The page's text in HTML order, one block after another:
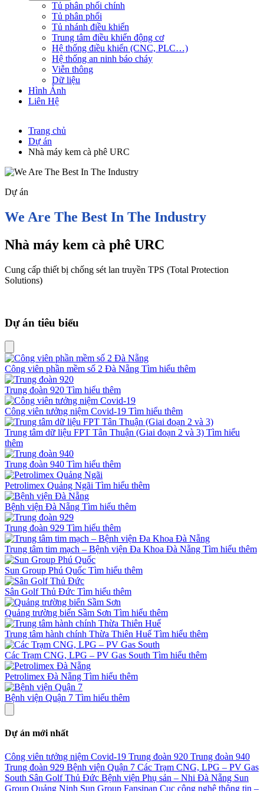
Tủ phân phối chính
Tủ phân phối
Tủ nhánh điều khiển
Trung tâm điều khiển động cơ
Hệ thống điều khiển (CNC, PLC…)
Hệ thống an ninh báo cháy
Viễn thông
Dữ liệu
Hình Ảnh
Liên Hệ
Trang chủ
Dự án
Nhà máy kem cà phê URC
Dự án
We Are The Best In The Industry
Nhà máy kem cà phê URC
Cung cấp thiết bị chống sét lan truyền TPS (Total Protection
Solutions)
Dự án tiêu biểu
Công viên phần mềm số 2 Đà Nẵng Tìm hiểu thêm
Trung đoàn 920 Tìm hiểu thêm
Công viên tưởng niệm Covid-19 Tìm hiểu thêm
Trung tâm dữ liệu FPT Tân Thuận (Giai đoạn 2 và 3) Tìm hiểu
thêm
Trung đoàn 940 Tìm hiểu thêm
Petrolimex Quảng Ngãi Tìm hiểu thêm
Bệnh viện Đà Nẵng Tìm hiểu thêm
Trung đoàn 929 Tìm hiểu thêm
Trung tâm tim mạch – Bệnh viện Đa Khoa Đà Nẵng Tìm hiểu thêm
Sun Group Phú Quốc Tìm hiểu thêm
Sân Golf Thủ Đức Tìm hiểu thêm
Quảng trường biển Sầm Sơn Tìm hiểu thêm
Trung tâm hành chính Thừa Thiên Huế Tìm hiểu thêm
Các Trạm CNG, LPG – PV Gas South Tìm hiểu thêm
Petrolimex Đà Nẵng Tìm hiểu thêm
Bệnh viện Quận 7 Tìm hiểu thêm
Dự án mới nhất
Công viên tưởng niệm Covid-19 Trung đoàn 920 Trung đoàn 940
Trung đoàn 929 Bệnh viện Quận 7 Các Trạm CNG, LPG – PV Gas
South Sân Golf Thủ Đức Bệnh viện Phụ sản – Nhi Đà Nẵng Sun
Group Quảng Ninh Sun Group Fansipan Cục công nghệ thông tin –